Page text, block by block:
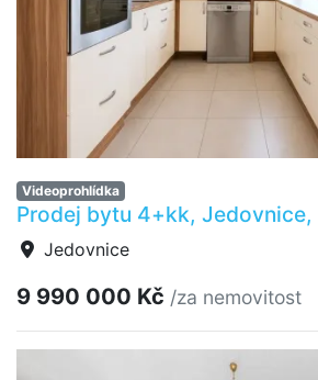
Videoprohlídka
Prodej bytu 4+kk, Jedovnice,
Jedovnice
9 990 000 Kč /za nemovitost